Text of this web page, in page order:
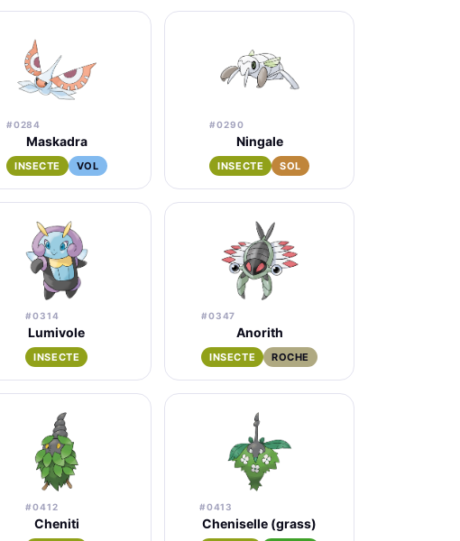
#0284
Maskadra
INSECTE VOL
#0290
Ningale
INSECTE SOL
#0314
Lumivole
INSECTE
#0347
Anorith
INSECTE ROCHE
#0412
Cheniti
#0413
Cheniselle (grass)